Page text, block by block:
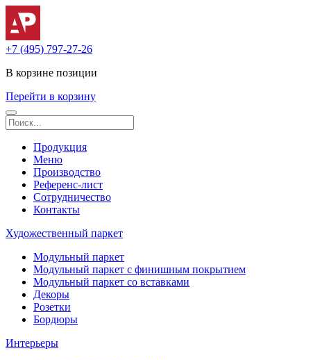
+7 (495) 797-27-26
В корзине позиции
Перейти в корзину
Продукция
Меню
Производство
Референс-лист
Сотрудничество
Контакты
Художественный паркет
Модульный паркет
Модульный паркет с финишным покрытием
Модульный паркет со вставками
Декоры
Розетки
Бордюры
Интерьеры